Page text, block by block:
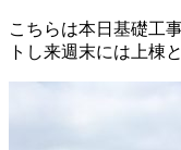
こちらは本日基礎工
トし来週末には上棟